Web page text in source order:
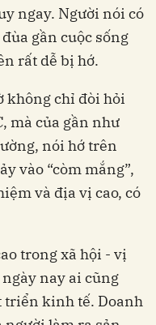
ngay. Người nói có
gần cuộc sống
rất dễ bị hớ.
không chỉ đòi hỏi
mà của gần như
nói hớ trên
vào “còm mắng”,
và địa vị cao, có
trong xã hội - vị
nay ai cũng
triển kinh tế. Doanh